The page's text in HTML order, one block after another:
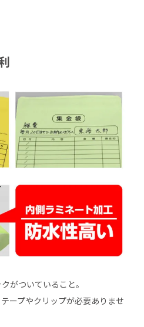
がついていること。
ープやクリップが必要ありませ